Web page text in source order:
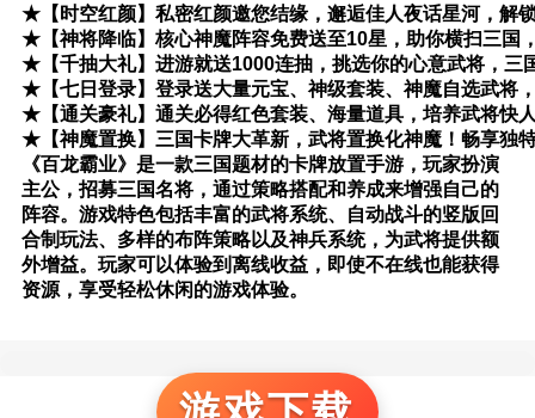
★【时空红颜】私密红颜邀您结缘，邂逅佳人夜话星河，解
★【神将降临】核心神魔阵容免费送至10星，助你横扫三国
★【千抽大礼】进游就送1000连抽，挑选你的心意武将，三
★【七日登录】登录送大量元宝、神级套装、神魔自选武将
★【通关豪礼】通关必得红色套装、海量道具，培养武将快
★【神魔置换】三国卡牌大革新，武将置换化神魔！畅享独
《百龙霸业》是一款三国题材的卡牌放置手游，玩家扮演
主公，招募三国名将，通过策略搭配和养成来增强自己的
阵容。游戏特色包括丰富的武将系统、自动战斗的竖版回
合制玩法、多样的布阵策略以及神兵系统，为武将提供额
外增益。玩家可以体验到离线收益，即使不在线也能获得
资源，享受轻松休闲的游戏体验。